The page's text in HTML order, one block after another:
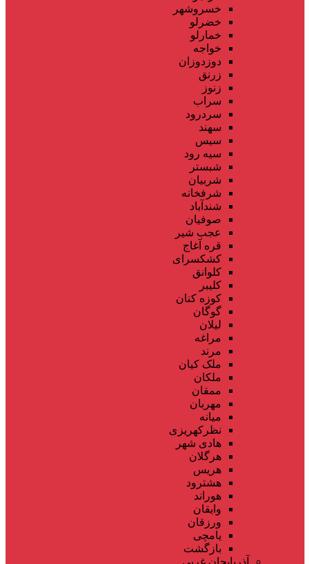
خسروشهر
خضرلو
خمارلو
خواجه
دوزدوزان
زرنق
زنوز
سراب
سردرود
سهند
سیس
سیه رود
شبستر
شربیان
شرفخانه
شندآباد
صوفیان
عجب شیر
قره آغاج
کشکسرای
کلوانق
کلیبر
کوزه کنان
گوگان
لیلان
مراغه
مرند
ملک کیان
ملکان
ممقان
مهربان
میانه
نظرکهریزی
هادی شهر
هرگلان
هریس
هشترود
هوراند
وایقان
ورزقان
یامچی
بازگشت
آذربایجان غربی